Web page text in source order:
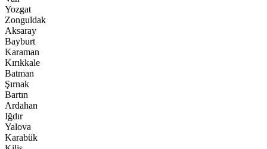
Yozgat
Zonguldak
Aksaray
Bayburt
Karaman
Kırıkkale
Batman
Şırnak
Bartın
Ardahan
Iğdır
Yalova
Karabük